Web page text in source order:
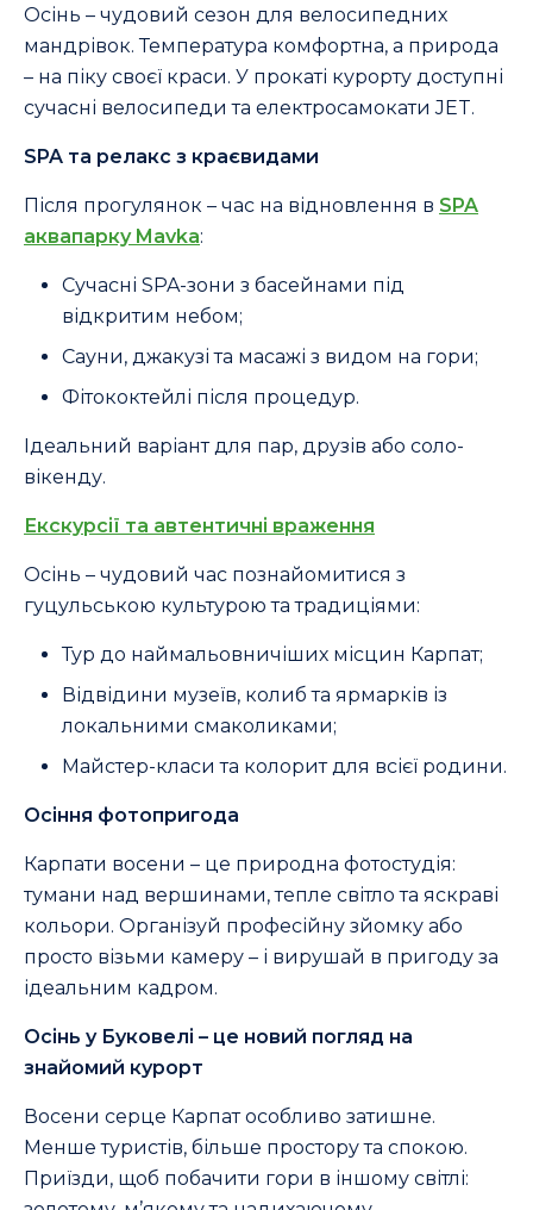
Осінь – чудовий сезон для велосипедних
мандрівок. Температура комфортна, а природа
– на піку своєї краси. У прокаті курорту доступні
сучасні велосипеди та електросамокати JET.
SPA та релакс з краєвидами
Після прогулянок – час на відновлення в SPA
аквапарку Mavka:
Сучасні SPA-зони з басейнами під
відкритим небом;
Сауни, джакузі та масажі з видом на гори;
Фітококтейлі після процедур.
Ідеальний варіант для пар, друзів або соло-
вікенду.
Екскурсії та автентичні враження
Осінь – чудовий час познайомитися з
гуцульською культурою та традиціями:
Тур до наймальовничіших місцин Карпат;
Відвідини музеїв, колиб та ярмарків із
локальними смаколиками;
Майстер-класи та колорит для всієї родини.
Осіння фотопригода
Карпати восени – це природна фотостудія:
тумани над вершинами, тепле світло та яскраві
кольори. Організуй професійну зйомку або
просто візьми камеру – і вирушай в пригоду за
ідеальним кадром.
Осінь у Буковелі – це новий погляд на
знайомий курорт
Восени серце Карпат особливо затишне.
Менше туристів, більше простору та спокою.
Приїзди, щоб побачити гори в іншому світлі: